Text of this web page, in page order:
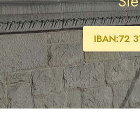
IBAN:72